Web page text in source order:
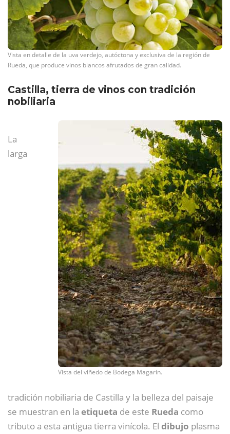
Vista en detalle de la uva verdejo, autóctona y exclusiva de la región de
Rueda, que produce vinos blancos afrutados de gran calidad.
Castilla, tierra de vinos con tradición
nobiliaria
Vista del viñedo de Bodega Magarín.
La
larga
tradición nobiliaria de Castilla y la belleza del paisaje
se muestran en la etiqueta de este Rueda como
tributo a esta antigua tierra vinícola. El dibujo plasma